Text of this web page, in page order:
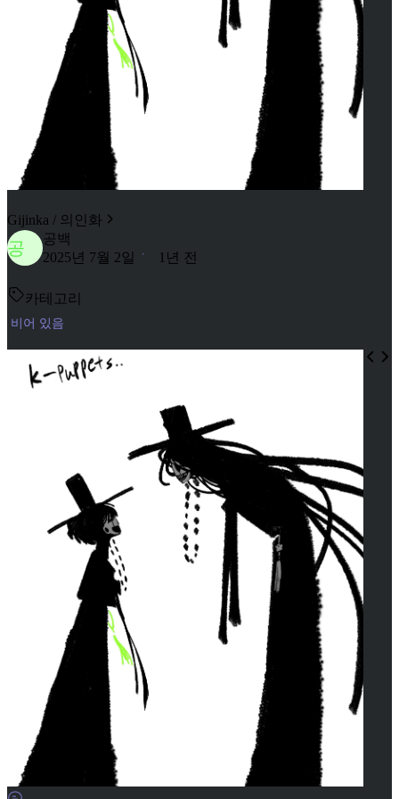
Gijinka / 의인화
공
공백
2025년 7월 2일
1년 전
카테고리
비어 있음